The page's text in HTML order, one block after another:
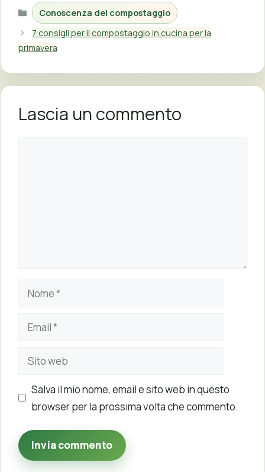
Categorie
Conoscenza del compostaggio
7 consigli per il compostaggio in cucina per la
primavera
Lascia un commento
Nome
Email
Sito
Salva il mio nome, email e sito web in questo
browser per la prossima volta che commento.